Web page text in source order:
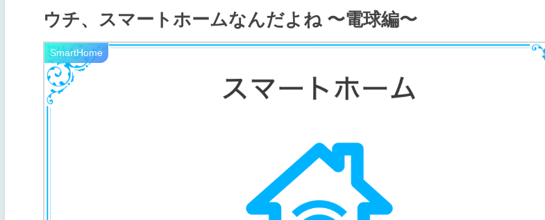
ウチ、スマートホームなんだよね 〜電球編〜
SmartHome